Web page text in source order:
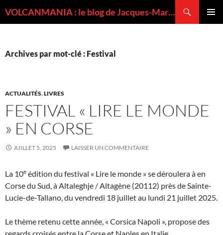
VOLCANMANIA : le blog de Jacques-Marie BARDINTZEFF, volcanologue
Archives par mot-clé : Festival
ACTUALITÉS,LIVRES
FESTIVAL « LIRE LE MONDE
» EN CORSE
JUILLET 5, 2025 LAISSER UN COMMENTAIRE
La 10e édition du festival « Lire le monde » se déroulera à en
Corse du Sud, à Altaleghje / Altagène (20112) près de Sainte-
Lucie-de-Tallano, du vendredi 18 juillet au lundi 21 juillet 2025.
Le thème retenu cette année, « Corsica Napoli », propose des